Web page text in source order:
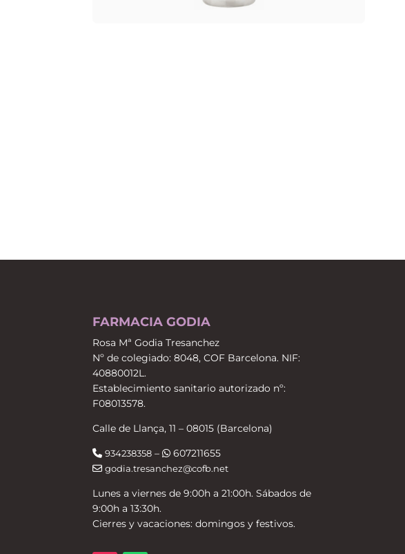
FARMACIA GODIA
Rosa Mª Godia Tresanchez
Nº de colegiado: 8048, COF Barcelona. NIF:
40880012L.
Establecimiento sanitario autorizado nº:
F08013578.
Calle de Llança, 11 – 08015 (Barcelona)
934238358 – 607211655
godia.tresanchez@cofb.net
Lunes a viernes de 9:00h a 21:00h. Sábados de
9:00h a 13:30h.
Cierres y vacaciones: domingos y festivos.